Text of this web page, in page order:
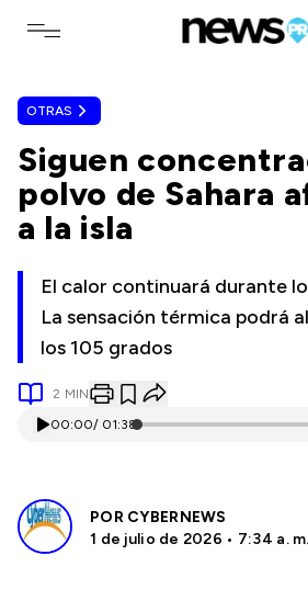
Toggle navigation menu
OTRAS
Siguen
polvo de Sahara
a la isla
El calor continuará durante
La sensación térmica podrá
los 105 grados
2 MIN
00:00/ 01:38
POR CYBERNEWS
1 de julio de 2026 • 7:34 a.